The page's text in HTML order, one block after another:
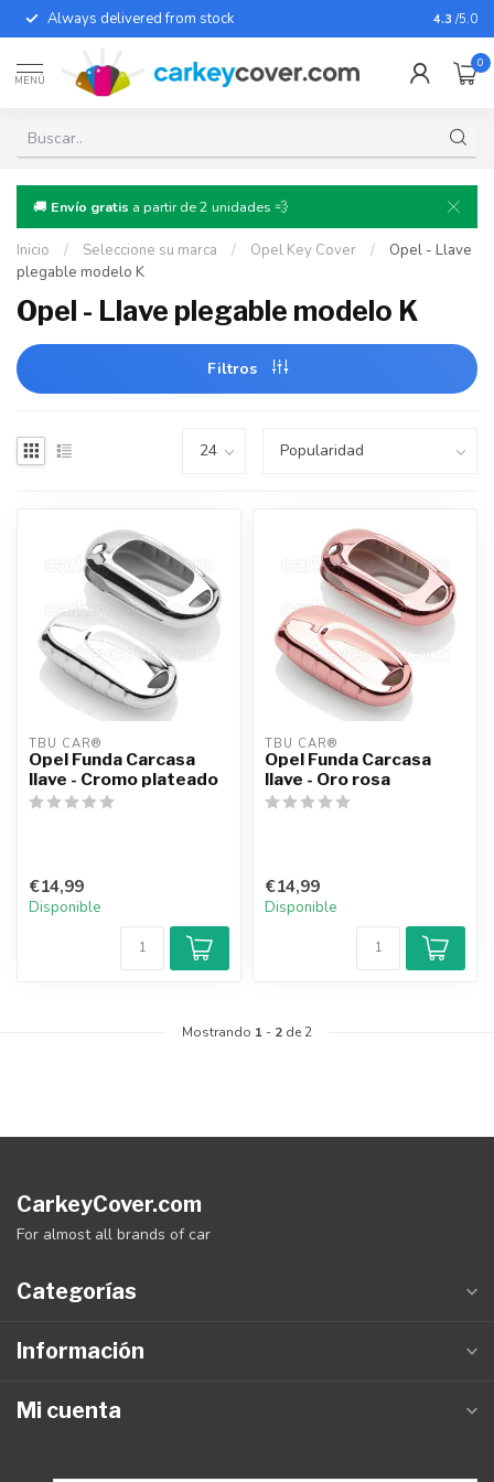
Always delivered from stock For
4.3 /5.0
MENÚ
0
🚚 Envío gratis a partir de 2 unidades 💨
Inicio / Seleccione su marca / Opel Key Cover /
Opel - Llave
plegable modelo K
Opel - Llave plegable modelo K
Filtros
TBU CAR®
Opel Funda Carcasa
llave - Cromo plateado
€14,99
Disponible
TBU CAR®
Opel Funda Carcasa
llave - Oro rosa
€14,99
Disponible
Mostrando 1 - 2 de 2
CarkeyCover.com
For almost all brands of car
Categorías
Información
Mi cuenta